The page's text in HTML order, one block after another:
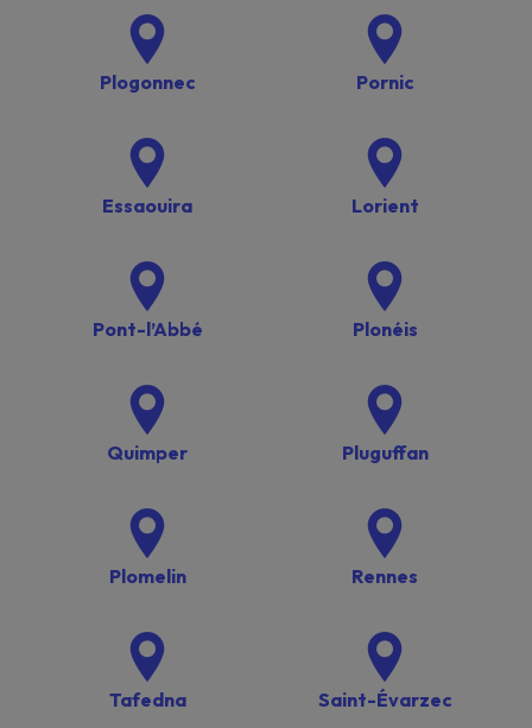
Plogonnec Pornic
Essaouira Lorient
Pont-l’Abbé Plonéis
Quimper Pluguffan
Plomelin Rennes
Tafedna Saint-Évarzec